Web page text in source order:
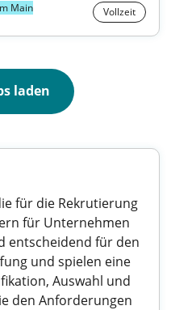
Main Vollzeit
laden
für die Rekrutierung
für Unternehmen
entscheidend für den
und spielen eine
Auswahl und
den Anforderungen